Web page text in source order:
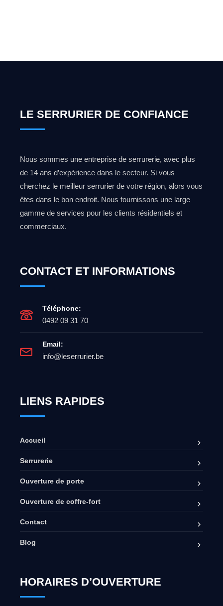
LE SERRURIER DE CONFIANCE
Nous sommes une entreprise de serrurerie, avec plus
de 14 ans d’expérience dans le secteur. Si vous
cherchez le meilleur serrurier de votre région, alors vous
êtes dans le bon endroit. Nous fournissons une large
gamme de services pour les clients résidentiels et
commerciaux.
CONTACT ET INFORMATIONS
Téléphone:
0492 09 31 70
Email:
info@leserrurier.be
LIENS RAPIDES
Accueil
Serrurerie
Ouverture de porte
Ouverture de coffre-fort
Contact
Blog
HORAIRES D’OUVERTURE